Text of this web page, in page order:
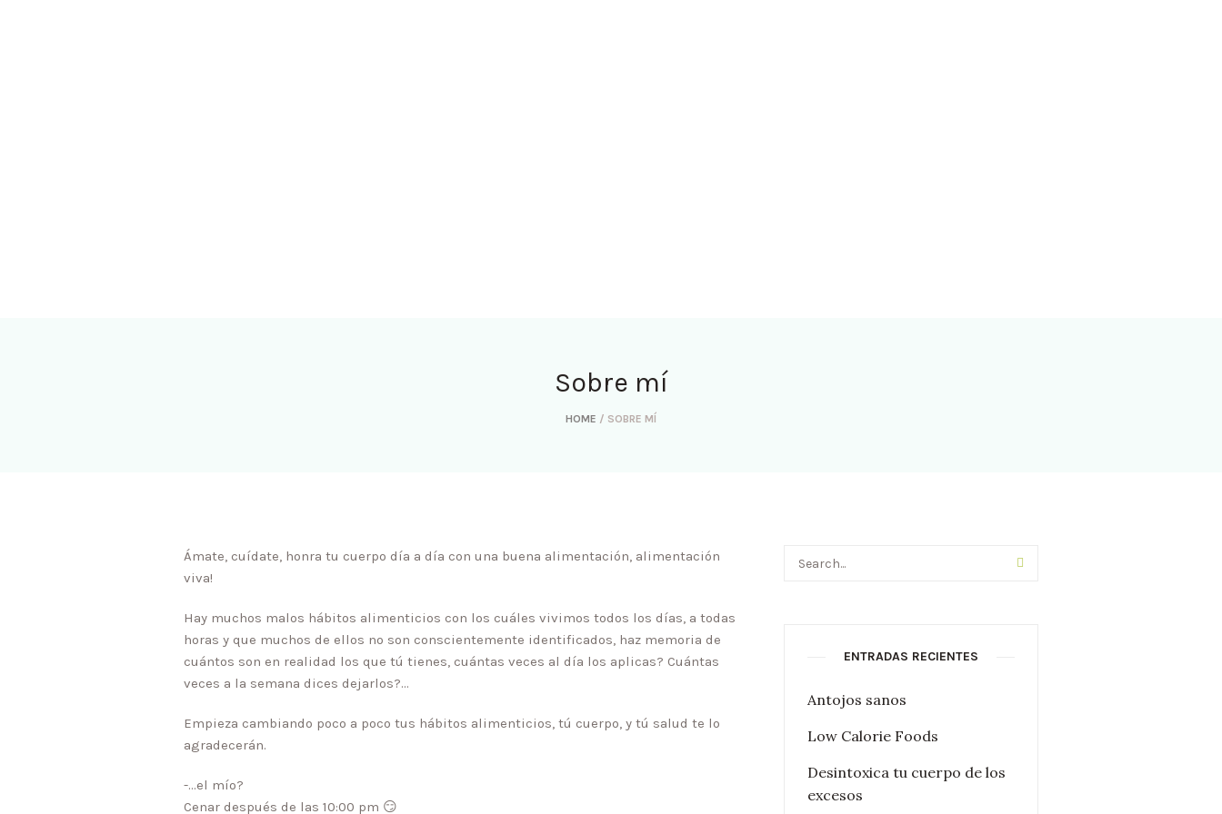
Sobre mí
HOME / SOBRE MÍ
Ámate, cuídate, honra tu cuerpo día a día con una buena alimentación, alimentación
viva!
Hay muchos malos hábitos alimenticios con los cuáles vivimos todos los días, a todas
horas y que muchos de ellos no son conscientemente identificados, haz memoria de
cuántos son en realidad los que tú tienes, cuántas veces al día los aplicas? Cuántas
veces a la semana dices dejarlos?…
Empieza cambiando poco a poco tus hábitos alimenticios, tú cuerpo, y tú salud te lo
agradecerán.
-…el mío?
Cenar después de las 10:00 pm 😏
ENTRADAS RECIENTES
Antojos sanos
Low Calorie Foods
Desintoxica tu cuerpo de los
excesos